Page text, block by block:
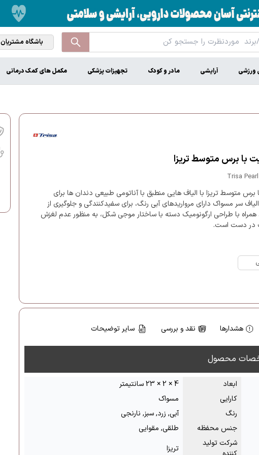
باشگاه مشتریان
ورزشی آرایشی مادر و کودک تجهیزات پزشکی مکمل های کمک درمانی
با برس متوسط تریزا
Trisa
متوسط تریزا با الیاف هایی منطبق با آناتومی طبیعی دندان ها برای
سر مسواک دارای مرواریدهای آبی رنگ، برای سفیدکنندگی و جلوگیری از
با طراحی ارگونومیک دسته با ساختار موجی شکل، به منظور عدم لغزش
در دست است.
هشدارها نقد و بررسی سایر توضیحات
محصول
ابعاد
4 × 2 × 23 سانتیمتر
کارایی
مسواک
رنگ
آبی, زرد, سبز, نارنجی
جنس محفظه
طلقی, مقوایی
شرکت تولید
تریزا